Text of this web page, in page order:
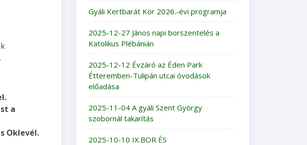
a
Oklevél.
Gyáli Kertbarát Kör 2026.-évi programja
2025-12-27 János napi borszentelés a
Katolikus Plébánián
2025-12-12 Évzáró az Éden Park
Étteremben-Tulipán utcai óvodások
előadása
2025-11-04 A gyáli Szent György
szobornál takarítás
2025-10-10 IX.BOR ÉS